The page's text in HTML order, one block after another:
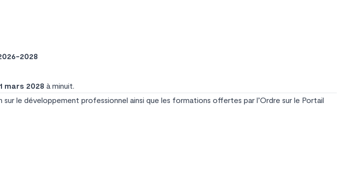
2028
mars 2028 à minuit.
sur le développement professionnel ainsi que les formations offertes par l’Ordre sur le Portail